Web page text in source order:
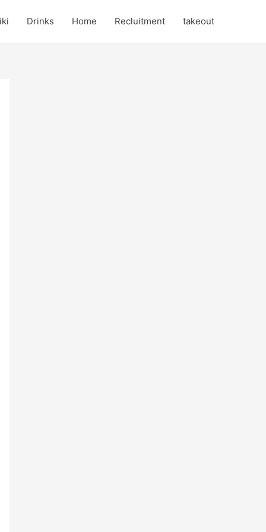
Drinks Home Recluitment takeout